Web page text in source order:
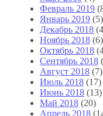
Февраль 2019
Январь 2019 (5)
Декабрь 2018
Ноябрь 2018 (6)
Октябрь 2018
Сентябрь 2018
Август 2018 (7)
Июль 2018 (17)
Июнь 2018 (13)
Май 2018 (20)
Апрель 2018